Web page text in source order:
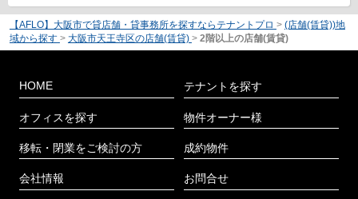
【AFLO】大阪市で貸店舗・貸事務所を探すならテナントプロ > (店舗(賃貸))地
域から探す > 大阪市天王寺区の店舗(賃貸) > 2階以上の店舗(賃貸)
HOME
オフィスを探す
移転・閉業をご検討の方
会社情報
テナントを探す
物件オーナー様
成約物件
お問合せ